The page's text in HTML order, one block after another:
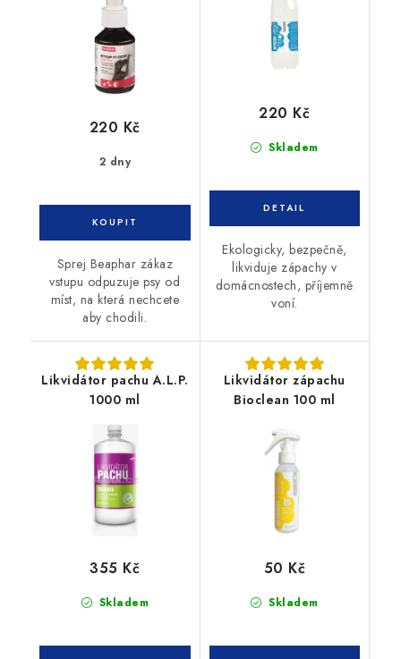
2 dny
220 Kč
Sprej Beaphar zákaz
vstupu odpuzuje psy od
míst, na která nechcete
aby chodili.
Skladem
220 Kč
Ekologicky, bezpečně,
likviduje zápachy v
domácnostech, příjemně
voní.
Likvidátor pachu A.L.P.
1000 ml
Skladem
355 Kč
Likvidátor zápachu
Bioclean 100 ml
Skladem
50 Kč